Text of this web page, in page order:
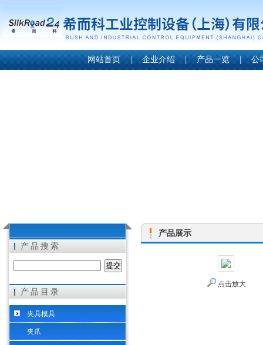
希而科工业控制设备（上海）有限公司
网站首页 | 企业介绍 | 产品一览 | 公
产品搜索
产品目录
夹具模具
夹爪
产品展示
点击放大